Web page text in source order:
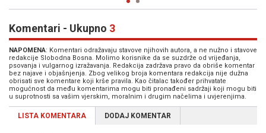
Komentari - Ukupno 3
NAPOMENA: Komentari odražavaju stavove njihovih autora, a ne nužno i stavove
redakcije Slobodna Bosna. Molimo korisnike da se suzdrže od vrijeđanja,
psovanja i vulgarnog izražavanja. Redakcija zadržava pravo da obriše komentar
bez najave i objašnjenja. Zbog velikog broja komentara redakcija nije dužna
obrisati sve komentare koji krše pravila. Kao čitalac također prihvatate
mogućnost da među komentarima mogu biti pronađeni sadržaji koji mogu biti
u suprotnosti sa vašim vjerskim, moralnim i drugim načelima i uvjerenjima.
LISTA KOMENTARA DODAJ KOMENTAR